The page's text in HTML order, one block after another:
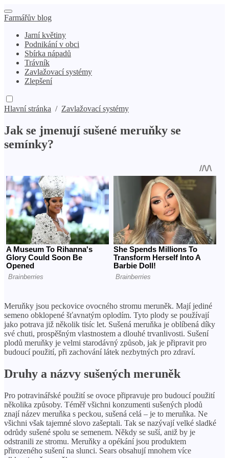
Farmářův blog
Jarní květiny
Podnikání v obci
Sbírka nápadů
Trávník
Zavlažovací systémy
Zlepšení
Hlavní stránka / Zavlažovací systémy
Jak se jmenují sušené meruňky se
semínky?
Meruňky jsou peckovice ovocného stromu meruněk. Mají jediné
semeno obklopené šťavnatým oplodím. Tyto plody se používají
jako potrava již několik tisíc let. Sušená meruňka je oblíbená díky
své chuti, prospěšným vlastnostem a dlouhé trvanlivosti. Sušení
plodů meruňky je velmi starodávný způsob, jak je připravit pro
budoucí použití, při zachování látek nezbytných pro zdraví.
Druhy a názvy sušených meruněk
Pro potravinářské použití se ovoce připravuje pro budoucí použití
několika způsoby. Téměř všichni konzumenti sušených plodů
znají název meruňka s peckou, sušená celá – je to meruňka. Ne
všichni však tajemné slovo zašeptali. Tak se nazývají velké sladké
odrůdy sušené spolu se semenem. Někdy se suší, aniž by je
odstranili ze stromu. Meruňky a opékání jsou produktem
přirozeného sušení na slunci. Sears obsahují mnohem více